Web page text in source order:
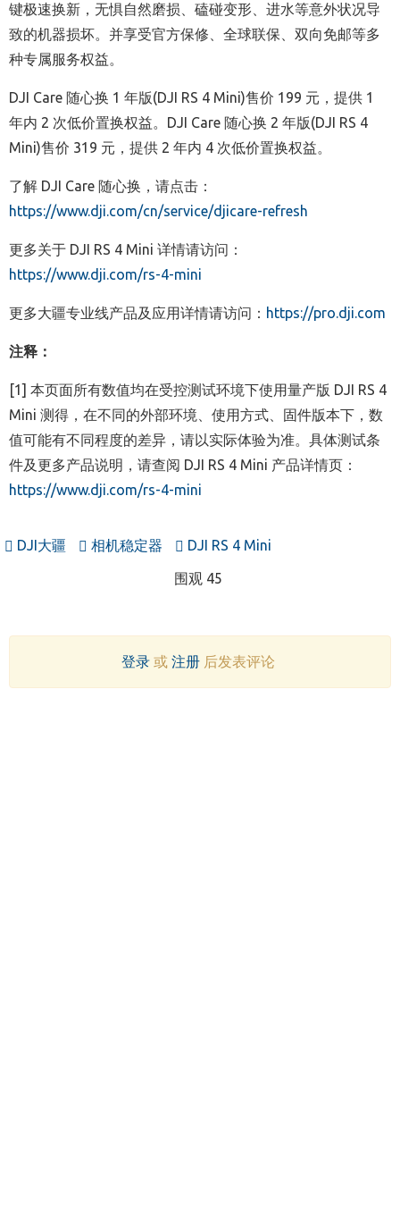
键极速换新，无惧自然磨损、磕碰变形、进水等意外状况导
致的机器损坏。并享受官方保修、全球联保、双向免邮等多
种专属服务权益。
DJI Care 随心换 1 年版(DJI RS 4 Mini)售价 199 元，提供 1
年内 2 次低价置换权益。DJI Care 随心换 2 年版(DJI RS 4
Mini)售价 319 元，提供 2 年内 4 次低价置换权益。
了解 DJI Care 随心换，请点击：
https://www.dji.com/cn/service/djicare-refresh
更多关于 DJI RS 4 Mini 详情请访问：
https://www.dji.com/rs-4-mini
更多大疆专业线产品及应用详情请访问： https://pro.dji.com
注释：
[1] 本页面所有数值均在受控测试环境下使用量产版 DJI RS 4
Mini 测得，在不同的外部环境、使用方式、固件版本下，数
值可能有不同程度的差异，请以实际体验为准。具体测试条
件及更多产品说明，请查阅 DJI RS 4 Mini 产品详情页：
https://www.dji.com/rs-4-mini
DJI大疆 相机稳定器 DJI RS 4 Mini
围观 45
登录或 注册后发表评论